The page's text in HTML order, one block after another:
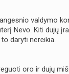
valdymo
Nevo. Kiti dujų
daryti nereikia.
oro ir dujų